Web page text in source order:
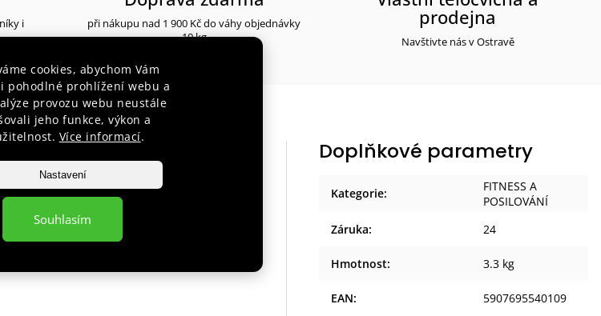
cookies, abychom Vám
pohodlné prohlížení webu a
provozu webu neustále
jeho funkce, výkon a
Více informací.
Nastavení
Souhlasím
i
při nákupu nad 1 900 Kč do váhy objednávky
10 kg
prodejna
Navštivte nás v Ostravě
jsou opatřeny návleky proti třepení a montážní
potřeba uzlovat, ale kolem montážního
Délka lana je 5 metrů. Průměr lana je 38
Doplňkové parametry
Kategorie:
FITNESS A
POSILOVÁNÍ
Záruka: 24
Hmotnost: 3.3 kg
EAN: 5907695540109